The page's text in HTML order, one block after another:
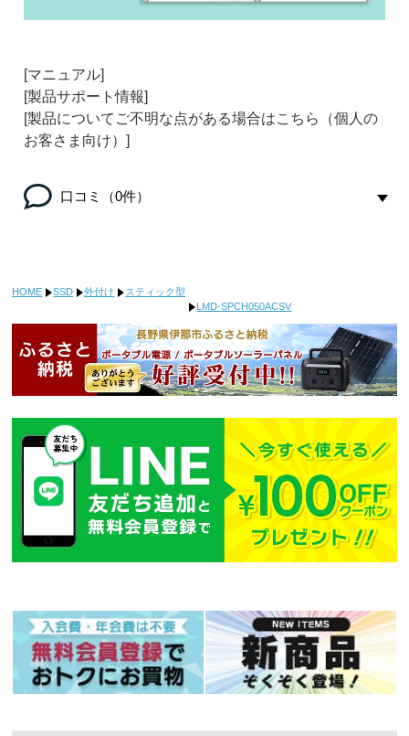
[マニュアル]
[製品サポート情報]
[製品についてご不明な点がある場合はこちら（個人の
お客さま向け）]
口コミ（0件）
HOME SSD 外付け
スティック型
LMD-SPCH050ACSV